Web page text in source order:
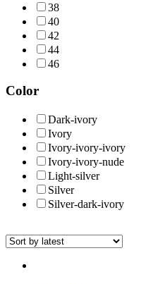
38
40
42
44
46
Color
Dark-ivory
Ivory
Ivory-ivory-ivory
Ivory-ivory-nude
Light-silver
Silver
Silver-dark-ivory